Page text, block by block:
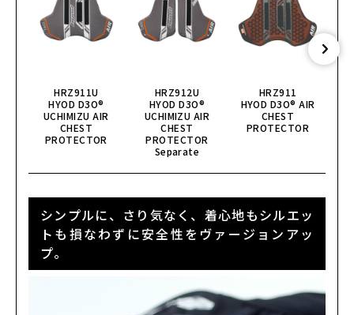
HRZ911U
HYOD D3O®
UCHIMIZU AIR
CHEST
PROTECTOR
HRZ912U
HYOD D3O®
UCHIMIZU AIR
CHEST
PROTECTOR
Separate
HRZ911
HYOD D3O® AIR
CHEST
PROTECTOR
シンプルに、さり気なく、着心地もシルエッ
トも損なわずに安全性をヴァージョンアッ
プ。